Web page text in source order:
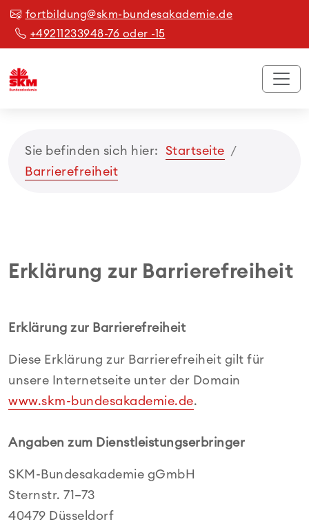
fortbildung@skm-bundesakademie.de
+49211233948-76 oder -15
Sie befinden sich hier:
Startseite
Barrierefreiheit
Erklärung zur Barrierefreiheit
Erklärung zur Barrierefreiheit
Diese Erklärung zur Barrierefreiheit gilt für
unsere Internetseite unter der Domain
www.skm-bundesakademie.de.
Angaben zum Dienstleistungserbringer
SKM-Bundesakademie gGmbH
Sternstr. 71–73
40479 Düsseldorf